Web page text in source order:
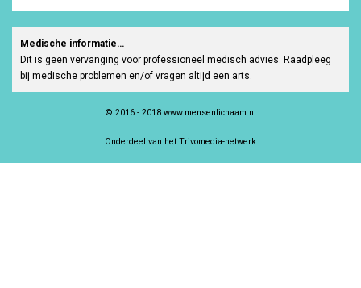
Medische informatie…
Dit is geen vervanging voor professioneel medisch advies. Raadpleeg
bij medische problemen en/of vragen altijd een arts.
© 2016 - 2018 www.mensenlichaam.nl
Onderdeel van het Trivomedia-netwerk